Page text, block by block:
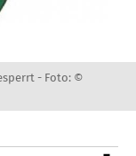
- Foto: ©